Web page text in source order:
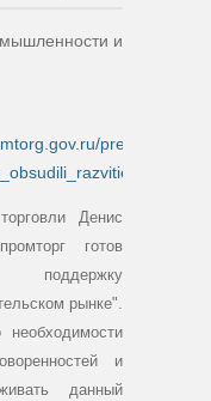
и
press-
Денис
готов
поддержку
рынке".
и
данный